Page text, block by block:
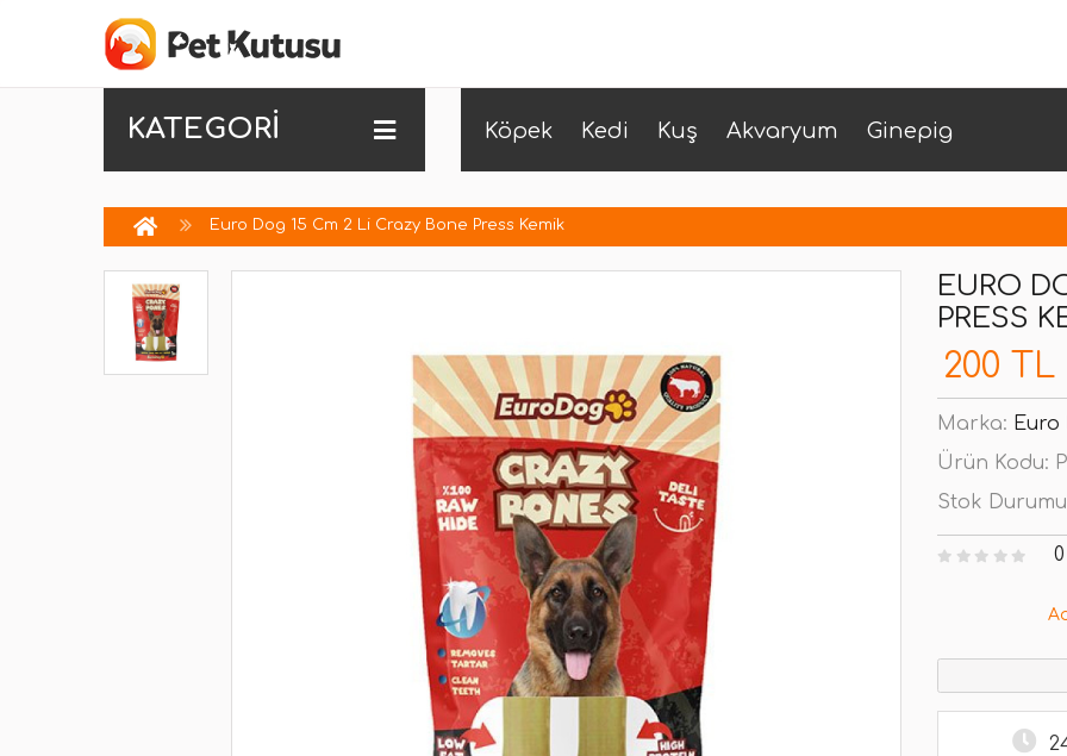
KATEGORİ Köpek Kedi Kuş Akvaryum Ginepig
Euro Dog 15 Cm 2 Li Crazy Bone Press Kemik
EURO
PRESS
200 TL
Marka: Euro
Ürün Kodu:
Stok